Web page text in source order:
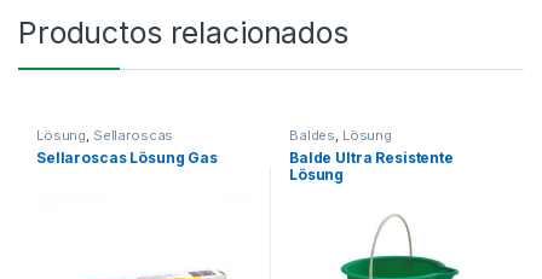
Productos relacionados
Lösung Sellaroscas
Sellaroscas Lösung Gas
Baldes Lösung
Balde Ultra Resistente
Lösung